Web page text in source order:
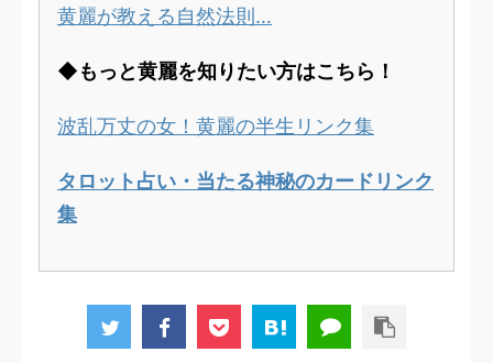
黄麗が教える自然法則…
◆もっと黄麗を知りたい方はこちら！
波乱万丈の女！黄麗の半生リンク集
タロット占い・当たる神秘のカードリンク
集